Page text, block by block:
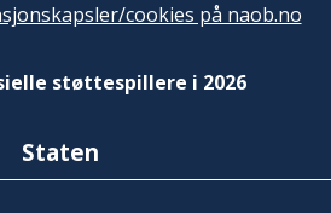
cookies på naob.no
støttespillere i 2026
Staten